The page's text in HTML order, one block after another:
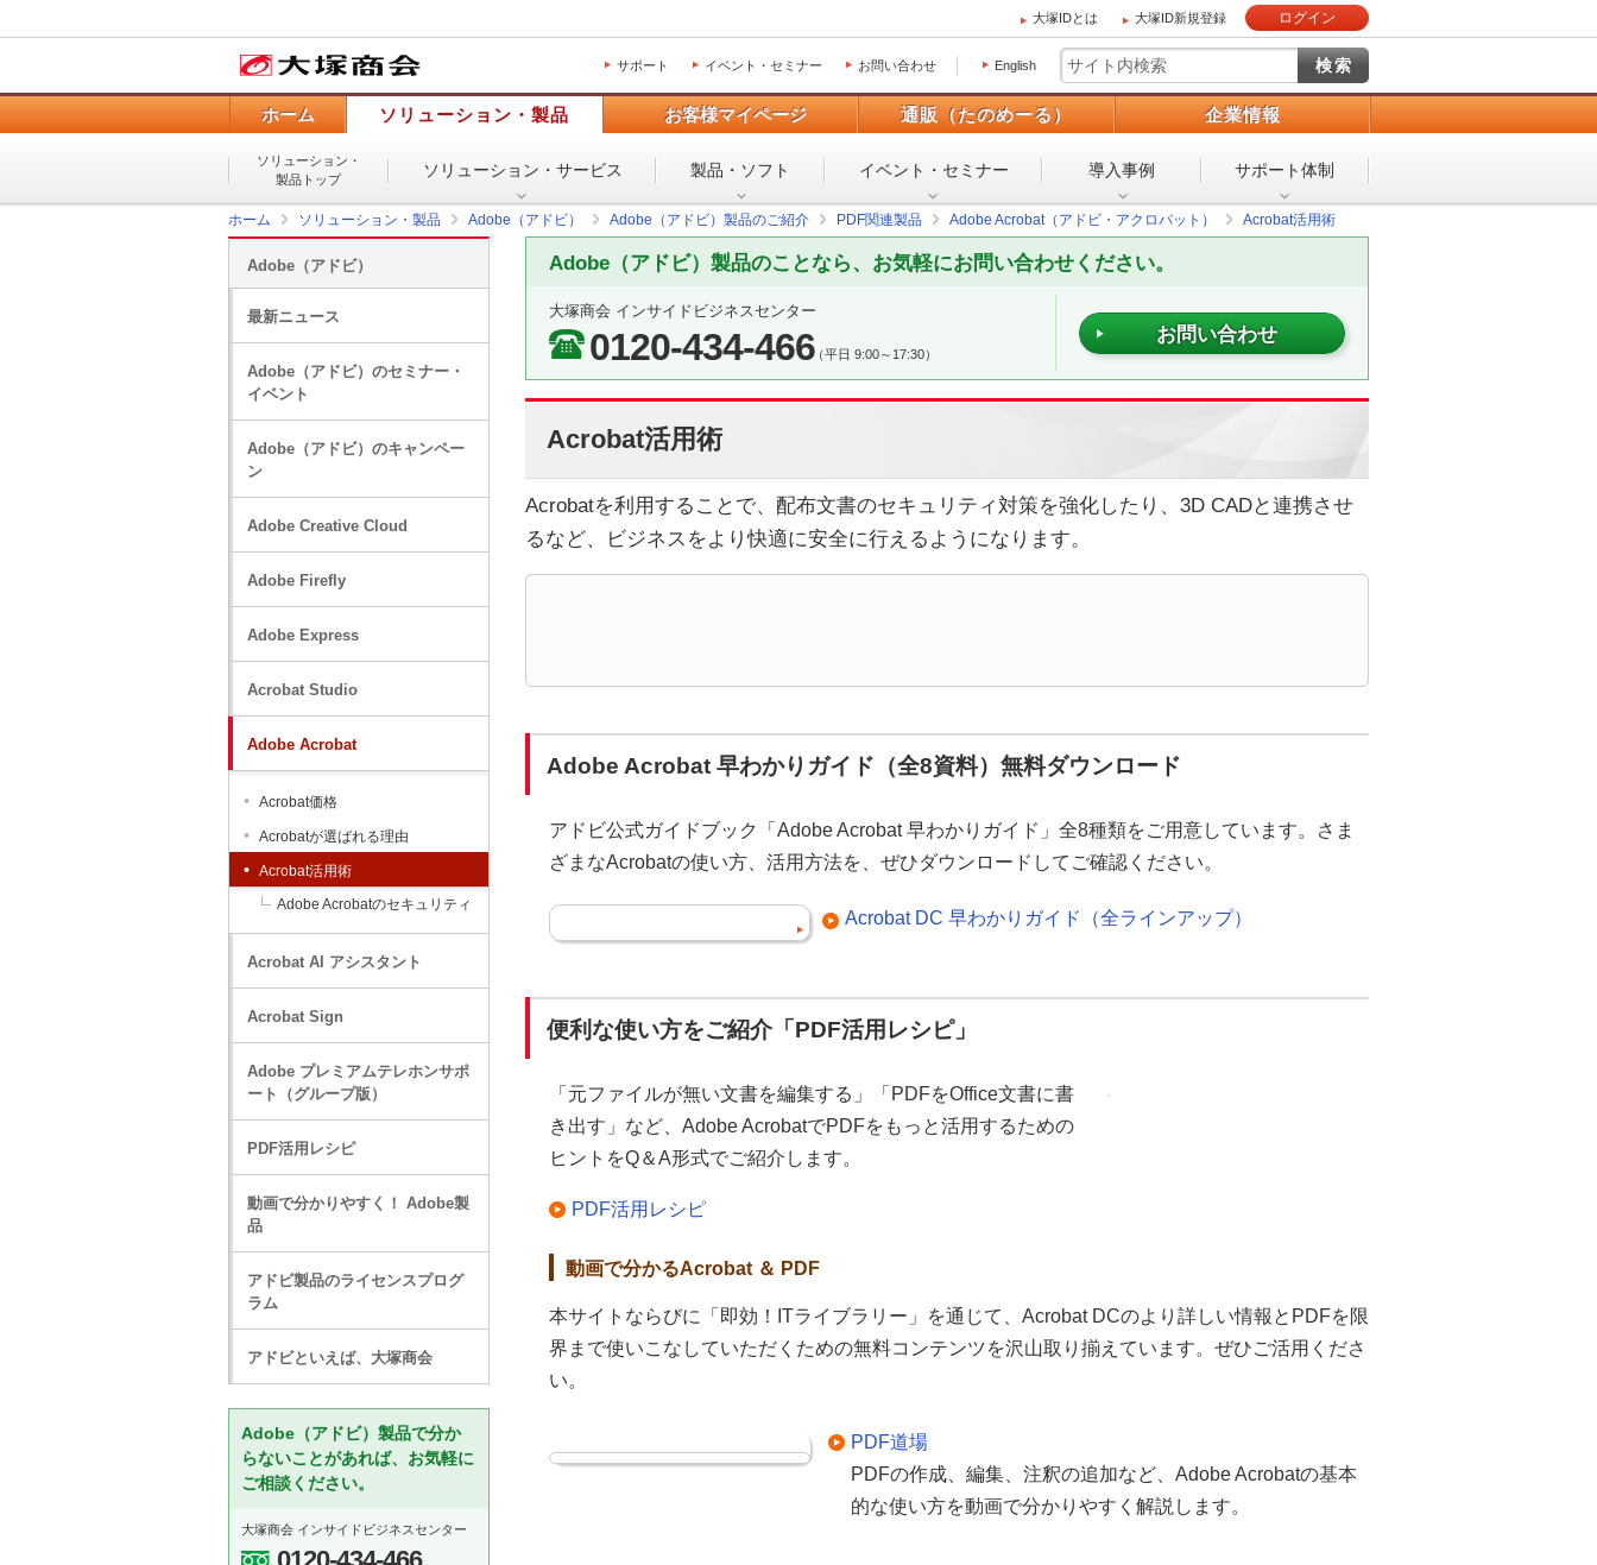
大塚IDとは 大塚ID新規登録 ログイン
サポート イベント・セミナー お問い合わせ English
ホーム ソリューション・製品 お客様マイページ 通販（たのめーる） 企業情報
ソリューション・
製品トップ
ソリューション・ サービス 製品・ソフト イベント・ セミナー 導入事例 サポート体制
ホーム ソリューション・製品 Adobe（アドビ） Adobe（アドビ）製品のご紹介 PDF関連製品 Adobe Acrobat（アドビ・アクロバット） Acrobat活用術
Adobe（アドビ）製品のことなら、お気軽にお問い合わせください。
大塚商会 インサイドビジネスセンター
0120-434-466（平日 9:00～17:30）
お問い合わせ
Acrobat活用術
Acrobatを利用することで、配布文書のセキュリティ対策を強化したり、3D CADと連携させ
るなど、ビジネスをより快適に安全に行えるようになります。
Adobe Acrobat 早わかりガイド（全8資料）無料ダウンロード
アドビ公式ガイドブック「Adobe Acrobat 早わかりガイド」全8種類をご用意しています。さま
ざまなAcrobatの使い方、活用方法を、ぜひダウンロードしてご確認ください。
Acrobat DC 早わかりガイド（全ラインアップ）
便利な使い方をご紹介「PDF活用レシピ」
「元ファイルが無い文書を編集する」「PDFをOffice文書に書
き出す」など、Adobe AcrobatでPDFをもっと活用するための
ヒントをQ＆A形式でご紹介します。
PDF活用レシピ
動画で分かるAcrobat ＆ PDF
本サイトならびに「即効！ITライブラリー」を通じて、Acrobat DCのより詳しい情報とPDFを限
界まで使いこなしていただくための無料コンテンツを沢山取り揃えています。ぜひご活用くださ
い。
PDF道場
PDFの作成、編集、注釈の追加など、Adobe Acrobatの基本
的な使い方を動画で分かりやすく解説します。
Adobe（アドビ）
最新ニュース
Adobe（アドビ）のセミナー・
イベント
Adobe（アドビ）のキャンペー
ン
Adobe Creative Cloud
Adobe Firefly
Adobe Express
Acrobat Studio
Adobe Acrobat
Acrobat価格
Acrobatが選ばれる理由
Acrobat活用術
Adobe Acrobatのセキュリティ
Acrobat AI アシスタント
Acrobat Sign
Adobe プレミアムテレホンサポ
ート（グループ版）
PDF活用レシピ
動画で分かりやすく！ Adobe製
品
アドビ製品のライセンスプログ
ラム
アドビといえば、大塚商会
Adobe（アドビ）製品で分か
らないことがあれば、お気軽に
ご相談ください。
大塚商会 インサイドビジネスセンター